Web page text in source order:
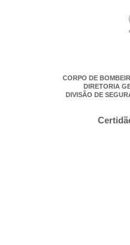
CORPO DE
DIRETORIA
DIVISÃO DE